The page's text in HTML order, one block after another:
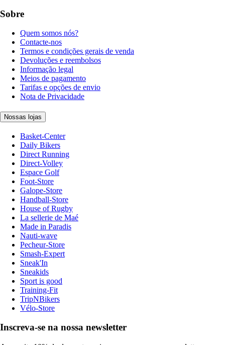
Sobre
Quem somos nós?
Contacte-nos
Termos e condições gerais de venda
Devoluções e reembolsos
Informação legal
Meios de pagamento
Tarifas e opções de envio
Nota de Privacidade
Nossas lojas
Basket-Center
Daily Bikers
Direct Running
Direct-Volley
Espace Golf
Foot-Store
Galope-Store
Handball-Store
House of Rugby
La sellerie de Maé
Made in Paradis
Nauti-wave
Pecheur-Store
Smash-Expert
Sneak'In
Sneakids
Sport is good
Training-Fit
TripNBikers
Vélo-Store
Inscreva-se na nossa newsletter